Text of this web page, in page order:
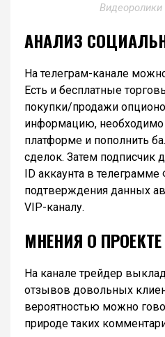
Видеоролики
АНАЛИЗ
На телеграм-канале
Есть и бесплатные
покупки/продажи
информацию, необходимо
платформе и пополнить
сделок. Затем подписчик
ID аккаунта в телеграмме
подтверждения данных
VIP-каналу.
МНЕНИЯ О ПРОЕКТЕ
На канале трейдер
отзывов довольных
вероятностью можно
природе таких